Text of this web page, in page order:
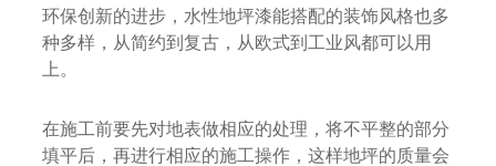
环保创新的进步，水性地坪漆能搭配的装饰风格也多
种多样，从简约到复古，从欧式到工业风都可以用
上。
在施工前要先对地表做相应的处理，将不平整的部分
填平后，再进行相应的施工操作，这样地坪的质量会